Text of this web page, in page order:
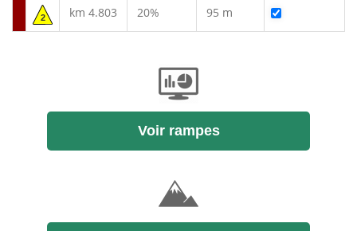
2 km 4.803 20% 95 m
Voir rampes